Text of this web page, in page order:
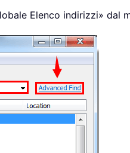
Elenco indirizzi» dal